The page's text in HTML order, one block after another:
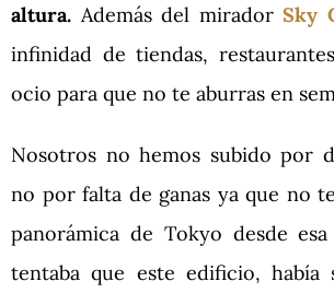
altura. Además del miradorSky
infinidad de tiendas,
ocio para que no te aburras en
Nosotros no hemos subido por
no por falta de ganas ya que no
panorámica de Tokyo desde
tentaba que este edificio, había